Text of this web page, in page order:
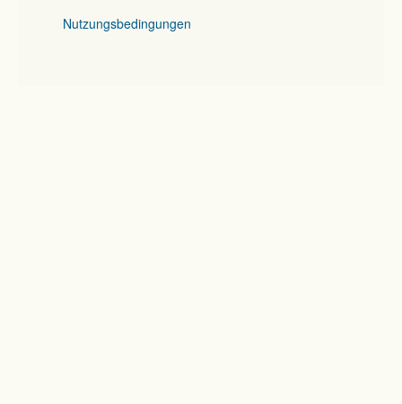
Nutzungsbedingungen